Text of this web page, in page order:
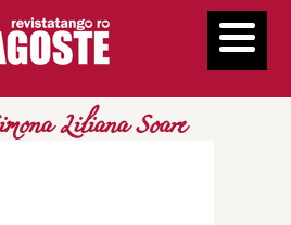
Liliana Soare